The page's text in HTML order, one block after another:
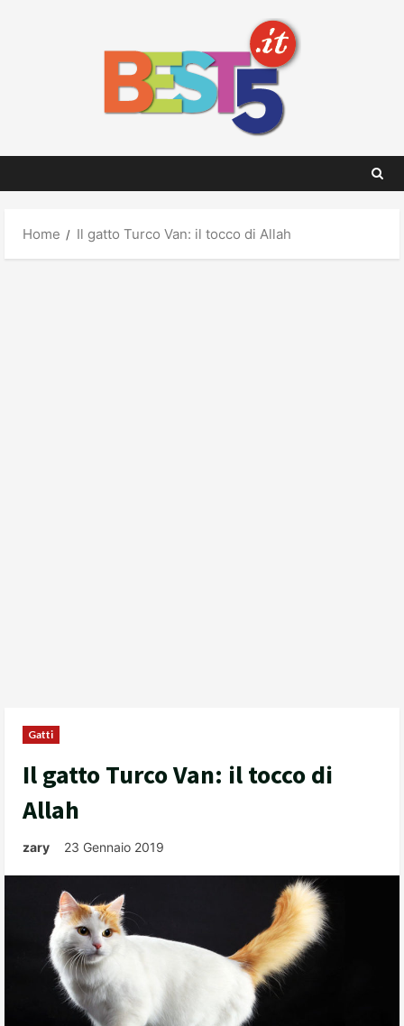
Home Il gatto Turco Van: il tocco di Allah
Gatti
Il gatto Turco Van: il tocco di
Allah
zary 23 Gennaio 2019